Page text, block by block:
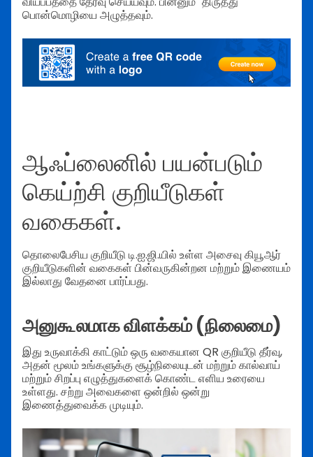
பொன்மொழியை அழுத்தவும்.
ஆஃப்லைனில் பயன்படும்
கெய்ற்சி குறியீடுகள்
வகைகள்.
தொலைபேசிய குறியீடு டி.ஐ.ஜி.யில் உள்ள அசைவு கியூஆர்
குறியீடுகளின் வகைகள் பின்வருகின்றன மற்றும் இணையம்
இல்லாது வேதனை பார்ப்பது.
அனுகூலமாக விளக்கம் (நிலைமை)
இது உருவாக்கி காட்டும் ஒரு வகையான QR குறியீடு தீர்வு,
அதன் மூலம் உங்களுக்கு சூழ்நிலையுடன் மற்றும் கால்வாய்
மற்றும் சிறப்பு எழுத்துகளைக் கொண்ட எளிய உரையை
உள்ளது. சற்று அவைகளை ஒன்றில் ஒன்று
இணைத்துவைக்க முடியும்.